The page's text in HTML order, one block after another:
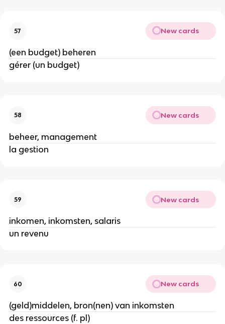
57 New cards
(een budget) beheren
gérer (un budget)
58 New cards
beheer, management
la gestion
59 New cards
inkomen, inkomsten, salaris
un revenu
60 New cards
(geld)middelen, bron(nen) van inkomsten
des ressources (f. pl)